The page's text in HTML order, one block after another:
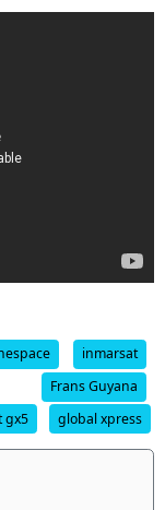
inmarsat
Frans Guyana
gx5 global xpress